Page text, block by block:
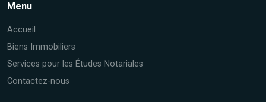
Menu
Accueil
Biens Immobiliers
Services pour les Études Notariales
Contactez-nous